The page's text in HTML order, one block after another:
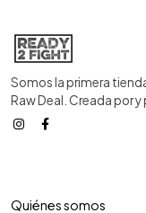
Somos la primera
Raw Deal. Creada por y
Quiénes somos